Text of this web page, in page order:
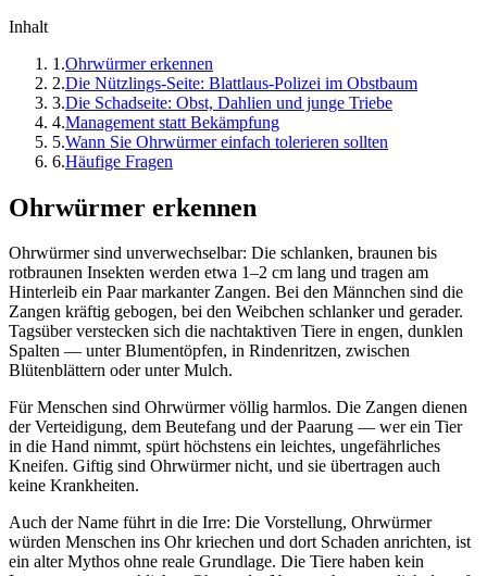
Inhalt
1 .Ohrwürmer erkennen
2.Die Nützlings-Seite: Blattlaus-Polizei im Obstbaum
3.Die Schadseite: Obst, Dahlien und junge Triebe
4.Management statt Bekämpfung
5.Wann Sie Ohrwürmer einfach tolerieren sollten
6.Häufige Fragen
Ohrwürmer erkennen
Ohrwürmer sind unverwechselbar: Die schlanken, braunen bis
rotbraunen Insekten werden etwa 1–2 cm lang und tragen am
Hinterleib ein Paar markanter Zangen. Bei den Männchen sind die
Zangen kräftig gebogen, bei den Weibchen schlanker und gerader.
Tagsüber verstecken sich die nachtaktiven Tiere in engen, dunklen
Spalten — unter Blumentöpfen, in Rindenritzen, zwischen
Blütenblättern oder unter Mulch.
Für Menschen sind Ohrwürmer völlig harmlos. Die Zangen dienen
der Verteidigung, dem Beutefang und der Paarung — wer ein Tier
in die Hand nimmt, spürt höchstens ein leichtes, ungefährliches
Kneifen. Giftig sind Ohrwürmer nicht, und sie übertragen auch
keine Krankheiten.
Auch der Name führt in die Irre: Die Vorstellung, Ohrwürmer
würden Menschen ins Ohr kriechen und dort Schaden anrichten, ist
ein alter Mythos ohne reale Grundlage. Die Tiere haben kein